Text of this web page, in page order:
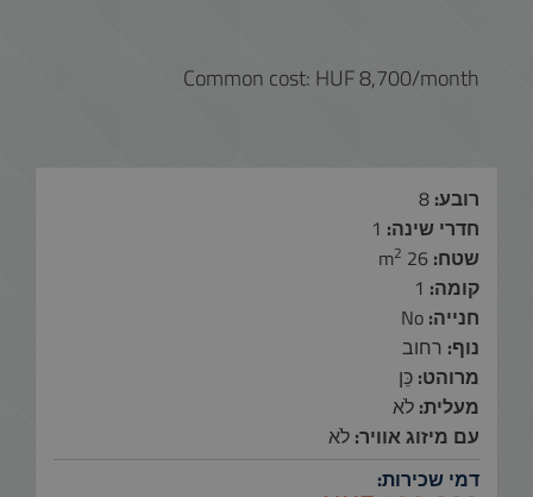
Common cost: HUF 8,700/month
רובע:
חדרי שינה: 1
שטח:
2
קומה:
חנייה:
נוף: רחוב
מרוהט: כֵּן
מעלית: לֹא
עם מיזוג אוויר: לֹא
דמי שכירות: